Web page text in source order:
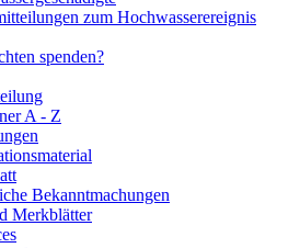
zum Hochwasserereignis
spenden?
A - Z
Bekanntmachungen
Merkblätter